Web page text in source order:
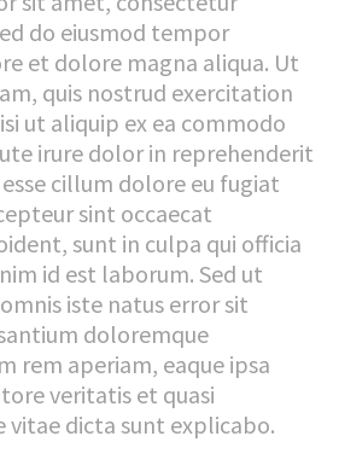
do eiusmod tempor
et dolore magna aliqua. Ut
quis nostrud exercitation
ut aliquip ex ea commodo
irure dolor in reprehenderit
cillum dolore eu fugiat
sint occaecat
sunt in culpa qui officia
id est laborum. Sed ut
iste natus error sit
doloremque
rem aperiam, eaque ipsa
veritatis et quasi
dicta sunt explicabo.